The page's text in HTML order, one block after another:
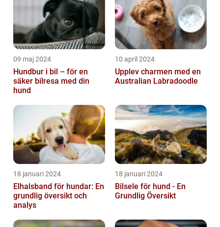
09 maj 2024
Hundbur i bil – för en
säker bilresa med din
hund
10 april 2024
Upplev charmen med en
Australian Labradoodle
18 januari 2024
Elhalsband för hundar: En
grundlig översikt och
analys
18 januari 2024
Bilsele för hund - En
Grundlig Översikt